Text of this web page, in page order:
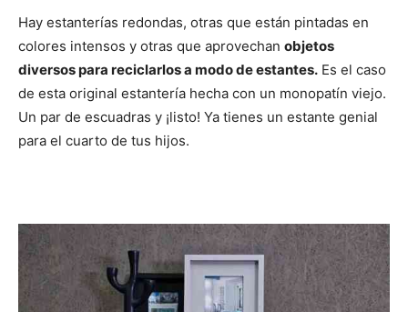
Hay estanterías redondas, otras que están pintadas en
colores intensos y otras que aprovechan objetos
diversos para reciclarlos a modo de estantes. Es el caso
de esta original estantería hecha con un monopatín viejo.
Un par de escuadras y ¡listo! Ya tienes un estante genial
para el cuarto de tus hijos.